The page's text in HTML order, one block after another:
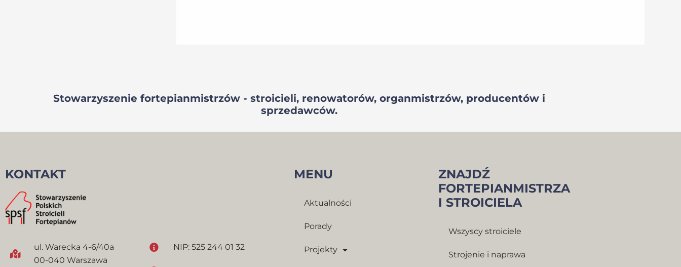
Stowarzyszenie fortepianmistrzów - stroicieli, renowatorów, organmistrzów, producentów i
sprzedawców.
KONTAKT
ul. Warecka 4-6/40a
00-040 Warszawa
NIP: 525 244 01 32
MENU
Aktualności
Porady
Projekty
ZNAJDŹ
FORTEPIANMISTRZA
I STROICIELA
Wszyscy stroiciele
Strojenie i naprawa